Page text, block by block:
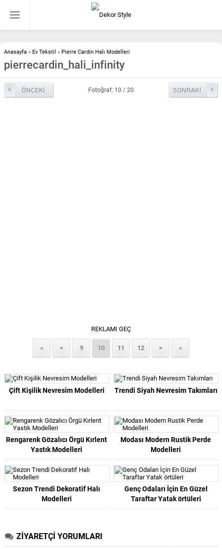
Anasayfa » Ev Tekstil » Pierre Cardin Halı Modelleri
pierrecardin_hali_infinity
Fotoğraf: 10 / 20
REKLAMI GEÇ
« < 9 10 11 12 > »
Çift Kişilik Nevresim Modelleri Trendi Siyah Nevresim Takımları
Rengarenk Gözalıcı Örgü Kırlent
Yastık Modelleri
Modası Modern Rustik Perde
Modelleri
Sezon Trendi Dekoratif Halı
Modelleri
Genç Odaları İçin En Güzel
Taraftar Yatak örtüleri
ZİYARETÇİ YORUMLARI